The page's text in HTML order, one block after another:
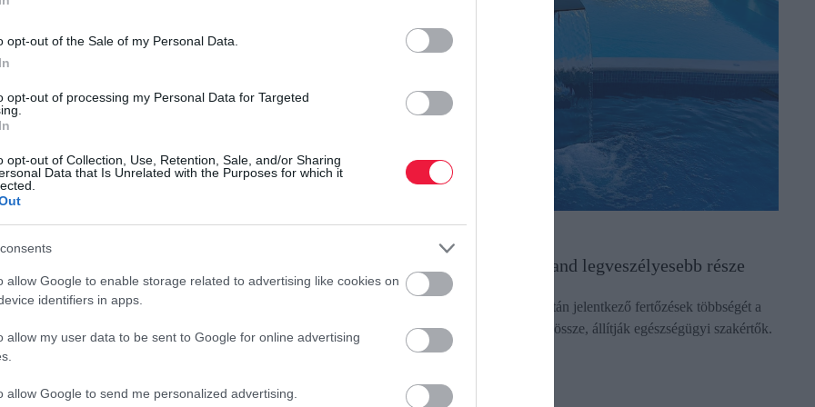
opt-out of the Sale of my Personal Data.
opt-out of processing my Personal Data for Targeted
opt-out of Collection, Use, Retention, Sale, and/or Sharing
Data that Is Unrelated with the Purposes for which it
allow Google to enable storage related to advertising like cookies on
identifiers in apps.
allow my user data to be sent to Google for online advertising
allow Google to send me personalized advertising.
van az állampolgárokra - tette hozzá a miniszter,
árát korlátozta hatóságilag. A horvát statisztikai hivatal
infláció az áprilisi 3,2 százalék után. (A magyar adatról
be, mint a megelőző években, és már most sok turista
a turisztikai minisztérium irányelveket határozott meg a
a magasabb árak más célállomások felé
hogy Horvátország esetében ez nem fog megtörténni.
szolgáltatási szektor érintettjeit, elsősorban saját maguk
és logikus, hogy megnő az ételek és italok fogyasztása,
keretein belül kell maradnunk ahhoz, hogy fenntartható
Nem a medence a strand legveszélyesebb része
Tévhit, hogy a strandolás után jelentkező fertőzések többségét a
medencék vizében szedjük össze, állítják egészségügyi szakértők.
rectangle